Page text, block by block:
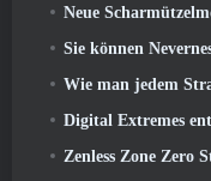
Neue Scharmützelmodus-
Sie können
Wie man jedem
Digital Extremes enthüllt das
Zenless Zone Zero Steam-